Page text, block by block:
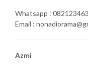
Whatsapp :
Email :
Azmi